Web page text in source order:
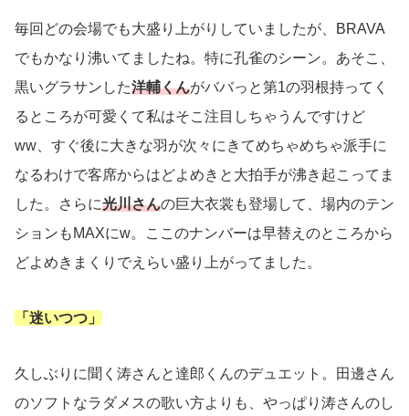
毎回どの会場でも大盛り上がりしていましたが、BRAVA
でもかなり沸いてましたね。特に孔雀のシーン。あそこ、
黒いグラサンした洋輔くんがババっと第1の羽根持ってく
るところが可愛くて私はそこ注目しちゃうんですけど
ww、すぐ後に大きな羽が次々にきてめちゃめちゃ派手に
なるわけで客席からはどよめきと大拍手が沸き起こってま
した。さらに光川さんの巨大衣裳も登場して、場内のテン
ションもMAXにw。ここのナンバーは早替えのところから
どよめきまくりでえらい盛り上がってました。
「迷いつつ」
久しぶりに聞く涛さんと達郎くんのデュエット。田邊さん
のソフトなラダメスの歌い方よりも、やっぱり涛さんのし